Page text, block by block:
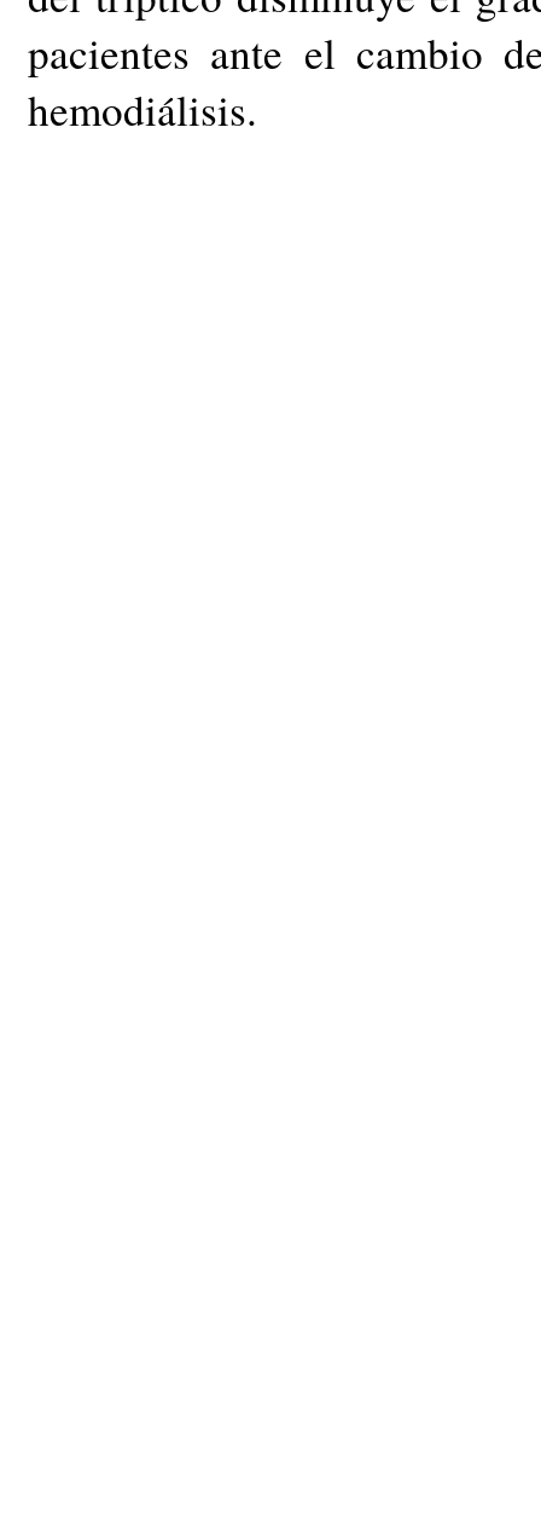
pacientes ante el cambio
hemodiálisis.